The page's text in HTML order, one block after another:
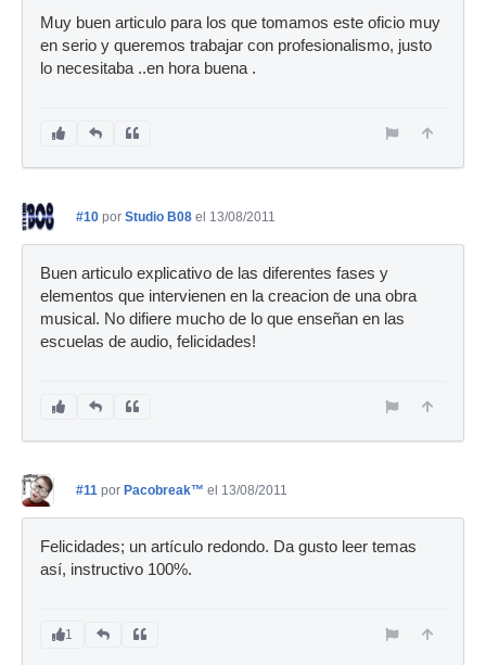
Muy buen articulo para los que tomamos este oficio muy
en serio y queremos trabajar con profesionalismo, justo
lo necesitaba ..en hora buena .
#10 por Studio B08 el 13/08/2011
Buen articulo explicativo de las diferentes fases y
elementos que intervienen en la creacion de una obra
musical. No difiere mucho de lo que enseñan en las
escuelas de audio, felicidades!
#11 por Pacobreak™ el 13/08/2011
Felicidades; un artículo redondo. Da gusto leer temas
así, instructivo 100%.
1